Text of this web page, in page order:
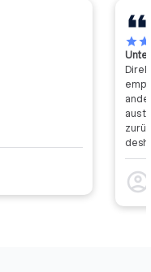
starstar
aus
dass
account_circle